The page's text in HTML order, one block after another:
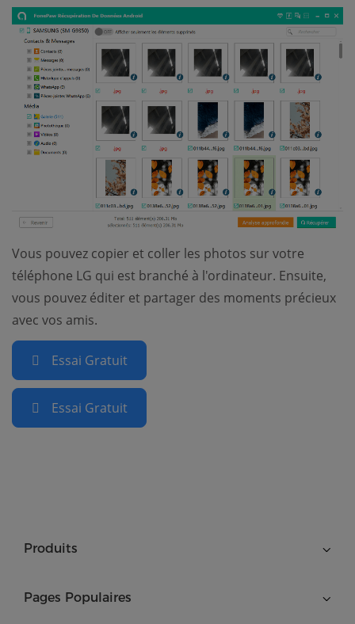
Vous pouvez copier et coller les photos sur votre
téléphone LG qui est branché à l'ordinateur. Ensuite,
vous pouvez éditer et partager des moments précieux
avec vos amis.
Essai Gratuit
Essai Gratuit
Produits
Pages Populaires